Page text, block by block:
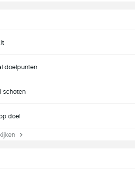
doelpunten
schoten
doel